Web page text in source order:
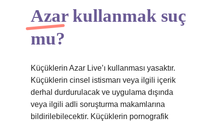
Azar kullanmak suç
mu?
Küçüklerin Azar Live’ı kullanması yasaktır.
Küçüklerin cinsel istismarı veya ilgili içerik
derhal durdurulacak ve uygulama dışında
veya ilgili adli soruşturma makamlarına
bildirilebilecektir. Küçüklerin pornografik